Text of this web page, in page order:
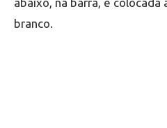
branco.